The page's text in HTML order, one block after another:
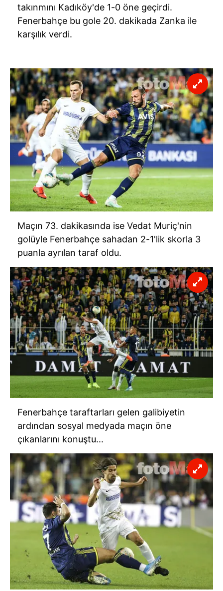
takınmını Kadıköy'de 1-0 öne geçirdi.
Fenerbahçe bu gole 20. dakikada Zanka ile
karşılık verdi.
Maçın 73. dakikasında ise Vedat Muriç'nin
golüyle Fenerbahçe sahadan 2-1'lik skorla 3
puanla ayrılan taraf oldu.
Fenerbahçe taraftarları gelen galibiyetin
ardından sosyal medyada maçın öne
çıkanlarını konuştu...